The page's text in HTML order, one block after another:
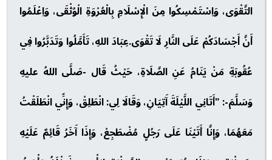
التَّقْوَى، وَاِسْتَمْسِكُوا مِنَ الْإِسْلَامِ بِالْعُرْوَةِ الْوُثْقَى، وَاِعْلَمُوا
أَنَّ أَجْسَادَكُمْ عَلَى النَّارِ لَا تَقْوَى.عِبَادَ اللهِ، تَأَمَّلُوا وَتَدَبَّرُوا فِي
عُقُوبَةِ مَنْ يَنَامُ عَنِ الصَّلَاةِ، حَيْثُ قَال -صَلَّى اللهُ عليهِ
وَسَلَّمَ-: "أَتَانِي اللَّيْلَةَ آَتِيَانِ، وَقَالَا لِي: انْطَلِقْ، وَإِنِّي انْطَلَقْتُ
مَعَهُمَا، وَإِنَّا أَتَيْنَا عَلَى رَجُلٍ مُضْطَجِعْ، وَإِذَا آَخَرُ قَائِمٌ عَلَيْهِ